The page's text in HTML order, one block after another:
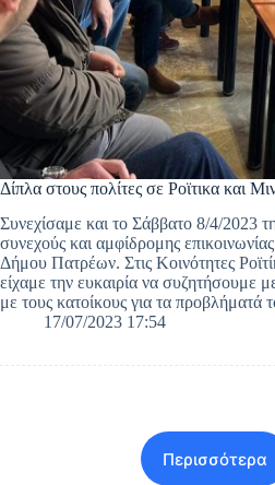
Δίπλα στους πολίτες σε Ροϊτικα και
Συνεχίσαμε και το Σάββατο 8/4/2023
συνεχούς και αμφίδρομης
Δήμου Πατρέων. Στις Κοινότητες
είχαμε την ευκαιρία να συζητήσουμε
με τους κατοίκους για τα
17/07/2023 17:54
Περισσότερα